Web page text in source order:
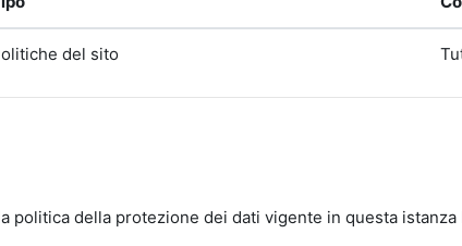
del sito
politica della protezione dei dati vigente in questa istanza